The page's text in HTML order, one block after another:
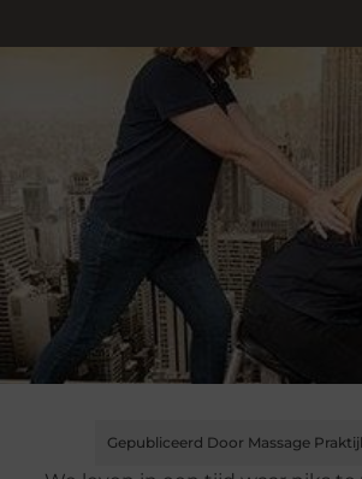
Gepubliceerd Door Massage